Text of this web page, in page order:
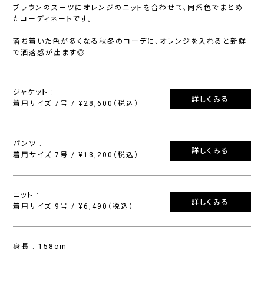
ブラウンのスーツにオレンジのニットを合わせて、同系色でまとめ
たコーディネートです。
落ち着いた色が多くなる秋冬のコーデに、オレンジを入れると新鮮
で洒落感が出ます◎
ジャケット :
着用サイズ 7号 / ¥28,600（税込）
詳しくみる
パンツ :
着用サイズ 7号 / ¥13,200（税込）
詳しくみる
ニット :
着用サイズ 9号 / ¥6,490（税込）
詳しくみる
身長 : 158cm